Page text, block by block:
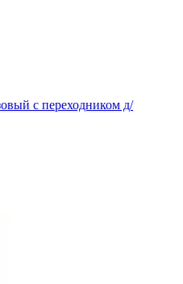
с переходником д/